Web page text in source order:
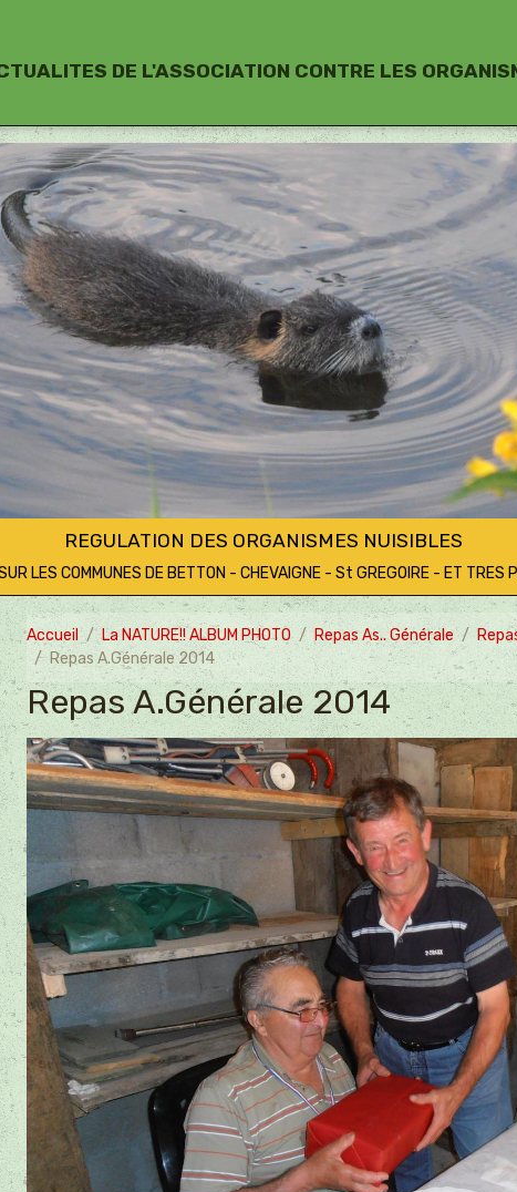
DE L'ASSOCIATION CONTRE LES
REGULATION DES ORGANISMES NUISIBLES
LES COMMUNES DE BETTON - CHEVAIGNE - St GREGOIRE - ET TRES
Accueil La NATURE!! ALBUM PHOTO Repas As.. Générale
Repas A.Générale 2014
Repas A.Générale 2014